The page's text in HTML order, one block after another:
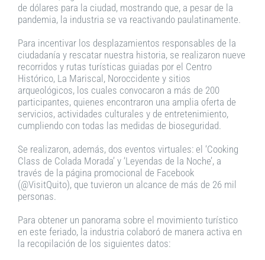
de dólares para la ciudad, mostrando que, a pesar de la
pandemia, la industria se va reactivando paulatinamente.
Para incentivar los desplazamientos responsables de la
ciudadanía y rescatar nuestra historia, se realizaron nueve
recorridos y rutas turísticas guiadas por el Centro
Histórico, La Mariscal, Noroccidente y sitios
arqueológicos, los cuales convocaron a más de 200
participantes, quienes encontraron una amplia oferta de
servicios, actividades culturales y de entretenimiento,
cumpliendo con todas las medidas de bioseguridad.
Se realizaron, además, dos eventos virtuales: el ‘Cooking
Class de Colada Morada’ y ‘Leyendas de la Noche’, a
través de la página promocional de Facebook
(@VisitQuito), que tuvieron un alcance de más de 26 mil
personas.
Para obtener un panorama sobre el movimiento turístico
en este feriado, la industria colaboró de manera activa en
la recopilación de los siguientes datos: